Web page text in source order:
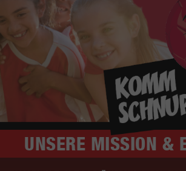
UNSERE MISSION &